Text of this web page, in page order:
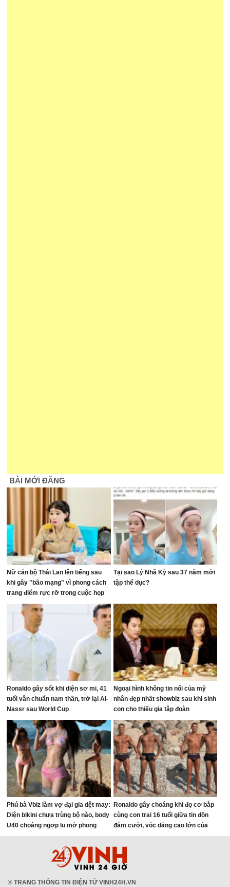
BÀI MỚI ĐĂNG
Nữ cán bộ Thái Lan lên tiếng sau
khi gây "bão mạng" vì phong cách
trang điểm rực rỡ trong cuộc họp
ngân sách
Tại sao Lý Nhã Kỳ sau 37 năm mới
tập thể dục?
Ronaldo gây sốt khi diện sơ mi, 41
tuổi vẫn chuẩn nam thần, trở lại Al-
Nassr sau World Cup
Ngoại hình không tin nổi của mỹ
nhân đẹp nhất showbiz sau khi sinh
con cho thiếu gia tập đoàn
Phú bà Vbiz làm vợ đại gia dệt may:
Diện bikini chưa trùng bộ nào, body
U40 choáng ngợp lu mờ phong
cảnh
Ronaldo gây choáng khi đọ cơ bắp
cùng con trai 16 tuổi giữa tin đồn
đám cưới, vóc dáng cao lớn của
người thừa kế đế chế tỷ đô chiếm
trọn spotlight
® TRANG THÔNG TIN ĐIỆN TỬ VINH24H.VN